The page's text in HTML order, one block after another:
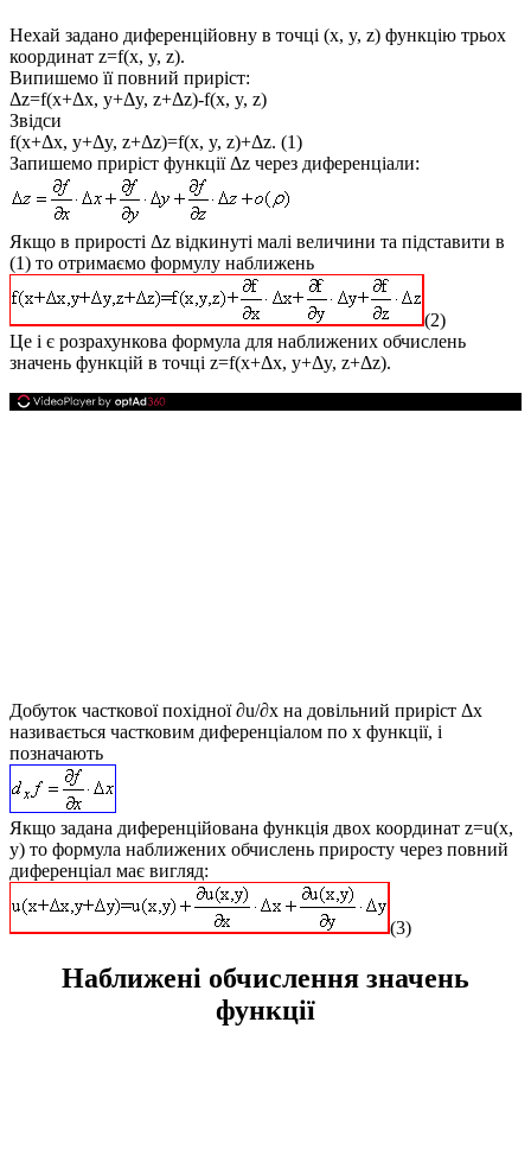
Нехай задано диференційовну в точці (x, y, z) функцію трьох
координат z=f(x, y, z).
Випишемо їїповний приріст:
Δz=f(x+Δx, y+Δy, z+Δz)-f(x, y, z)
Звідси
f(x+Δx, y+Δy, z+Δz)=f(x, y, z)+Δz. (1)
Запишемо приріст функції Δz через диференціали:
Якщо в прирості Δz відкинуті малі величини та підставити в
(1) то отримаємо формулу наближень
(2)
Це і є розрахункова формула для наближених обчислень
значень функцій в точці z=f(x+Δx, y+Δy, z+Δz).
Добуток часткової похідної∂u/∂x на довільний приріст Δx
називається частковим диференціалом по x функції, і
позначають
Якщо задана диференційована функція двох координат z=u(x,
y) то формула наближених обчислень приросту через повний
диференціал має вигляд:
(3)
Наближені обчислення значень
функції